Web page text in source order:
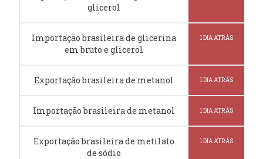
glicerol
Importação brasileira de glicerina
em bruto e glicerol
1 DIA ATRÁS
Exportação brasileira de metanol 1 DIA ATRÁS
Importação brasileira de metanol 1 DIA ATRÁS
Exportação brasileira de metilato
de sódio
1 DIA ATRÁS